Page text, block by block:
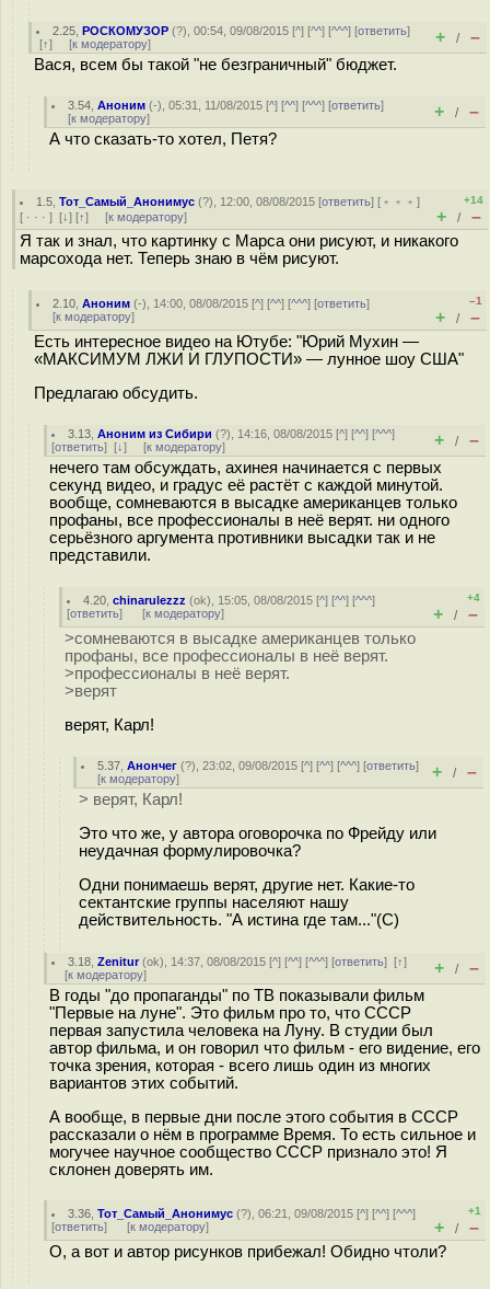
2.25 ,РОСКОМУЗОР (?), 00:54, 09/08/2015 [^] [^^] [^^^] [ответить]
[↑] [к модератору] + / –
Вася, всем бы такой "не безграничный" бюджет.
3.54 ,Аноним (-), 05:31, 11/08/2015 [^] [^^] [^^^] [ответить]
[к модератору] + / –
А что сказать-то хотел, Пeтя?
1.5 ,Тот_Самый_Анонимус (?), 12:00, 08/08/2015 [ответить] [ ﹢﹢﹢]
[ · · · ] [↓] [↑] [к модератору]
+14
+ / –
Я так и знал, что картинку с Марса они рисуют, и никакого
марсохода нет. Теперь знаю в чём рисуют.
2.10 ,Аноним (-), 14:00, 08/08/2015 [^] [^^] [^^^] [ответить]
[к модератору]
–1
+ / –
Есть интересное видео на Ютубе: "Юрий Мухин —
«МАКСИМУМ ЛЖИ И ГЛУПОСТИ» — лунное шоу США"
Предлагаю обсудить.
3.13 ,Аноним из Сибири (?), 14:16, 08/08/2015 [^] [^^] [^^^]
[ответить] [↓] [к модератору] + / –
нечего там обсуждать, ахинея начинается с первых
секунд видео, и градус её растёт с каждой минутой.
вообще, сомневаются в высадке американцев только
профаны, все профессионалы в неё верят. ни одного
серьёзного аргумента противники высадки так и не
представили.
4.20 ,chinarulezzz (ok), 15:05, 08/08/2015 [^] [^^] [^^^]
[ответить] [к модератору]
+4
+ / –
>сомневаются в высадке американцев только
профаны, все профессионалы в неё верят.
>профессионалы в неё верят.
>верят
верят, Карл!
5.37 ,Анончег (?), 23:02, 09/08/2015 [^] [^^] [^^^] [ответить]
[к модератору] + / –
> верят, Карл!
Это что же, у автора оговорочка по Фрейду или
неудачная формулировочка?
Одни понимаешь верят, другие нет. Какие-то
сектантские группы населяют нашу
действительность. "А истина где там..."(C)
3.18 ,Zenitur(ok), 14:37, 08/08/2015 [^] [^^] [^^^] [ответить][↑]
[к модератору] + / –
В годы "до пропаганды" по ТВ показывали фильм
"Первые на луне". Это фильм про то, что СССР
первая запустила человека на Луну. В студии был
автор фильма, и он говорил что фильм - его видение, его
точка зрения, которая - всего лишь один из многих
вариантов этих событий.
А вообще, в первые дни после этого события в СССР
рассказали о нём в программе Время. То есть сильное и
могучее научное сообщество СССР признало это! Я
склонен доверять им.
3.36 ,Тот_Самый_Анонимус (?), 06:21, 09/08/2015 [^] [^^] [^^^]
[ответить] [к модератору]
+1
+ / –
О, а вот и автор рисунков прибежал! Обидно чтоли?